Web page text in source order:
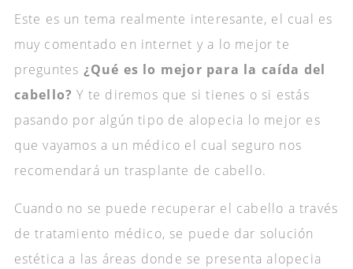
Este es un tema realmente interesante, el cual es
muy comentado en internet y a lo mejor te
preguntes ¿Qué es lo mejor para la caída del
cabello? Y te diremos que si tienes o si estás
pasando por algún tipo de alopecia lo mejor es
que vayamos a un médico el cual seguro nos
recomendará un trasplante de cabello.
Cuando no se puede recuperar el cabello a través
de tratamiento médico, se puede dar solución
estética a las áreas donde se presenta alopecia